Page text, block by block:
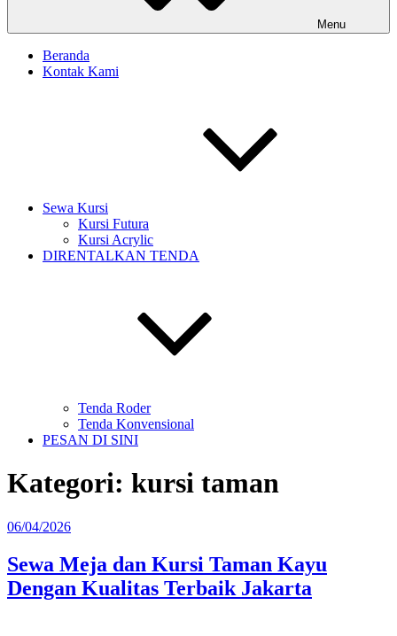
Menu
Beranda
Kontak Kami
Sewa Kursi
Kursi Futura
Kursi Acrylic
DIRENTALKAN TENDA
Tenda Roder
Tenda Konvensional
PESAN DI SINI
Kategori: kursi taman
Diposkan
06/04/2026
Sewa Meja dan Kursi Taman Kayu
Dengan Kualitas Terbaik Jakarta